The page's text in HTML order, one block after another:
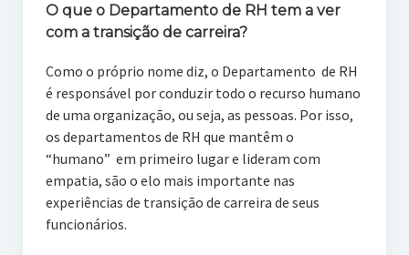
O que o Departamento de RH tem a ver
com a transição de carreira?
Como o próprio nome diz, o Departamento de RH
é responsável por conduzir todo o recurso humano
de uma organização, ou seja, as pessoas. Por isso,
os departamentos de RH que mantêm o
“humano” em primeiro lugar e lideram com
empatia, são o elo mais importante nas
experiências de transição de carreira de seus
funcionários.